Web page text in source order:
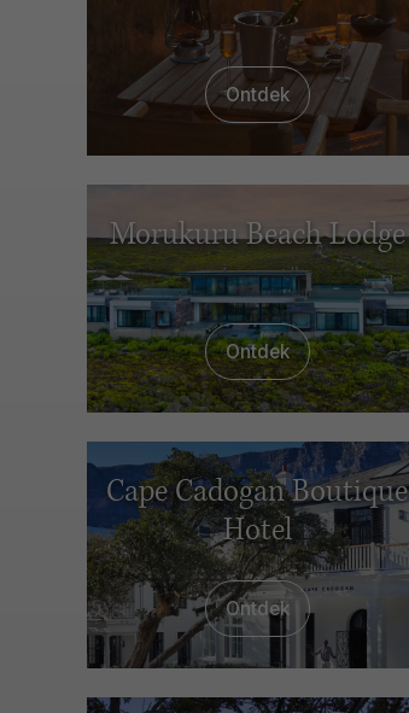
Ontdek
Morukuru Beach Lodge
Ontdek
Cape Cadogan Boutique
Hotel
Ontdek